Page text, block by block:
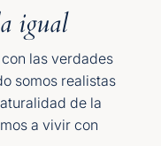
igual
las verdades
somos realistas
de la
a vivir con